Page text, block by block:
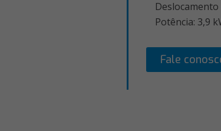
Deslocamento
Potência: 3,9
Fale